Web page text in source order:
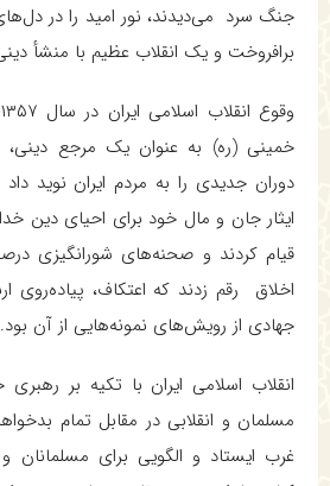
جنگ سرد می‌دیدند، نور امید را در
برافروخت و یک انقلاب عظیم با منشأ
خمینی (ره) به عنوان یک مرجع دینی،
دوران جدیدی را به مردم ایران نوید
ایثار جان‌ و مال خود برای احیای دین
قیام کردند و صحنه‌های شورانگیزی
اخلاق رقم زدند که اعتکاف، پیاده‌روی
جهادی از رویش‌های نمونه‌هایی از آن بود.
انقلاب اسلامی ایران با تکیه بر
مسلمان و انقلابی در مقابل تمام
غرب ایستاد و الگویی برای مسلمانان